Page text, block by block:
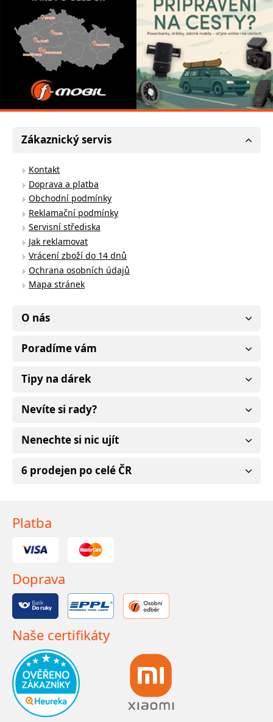
Zákaznický servis
Kontakt
Doprava a platba
Obchodní podmínky
Reklamační podmínky
Servisní střediska
Jak reklamovat
Vrácení zboží do 14 dnů
Ochrana osobních údajů
Mapa stránek
O nás
Poradíme vám
Tipy na dárek
Nevíte si rady?
Nenechte si nic ujít
6 prodejen po celé ČR
Platba
Doprava
Naše certifikáty